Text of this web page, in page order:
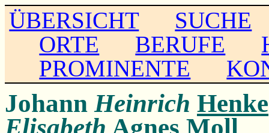
ÜBERSICHT
SUCHE
ORTE
BERUFE
PROMINENTE
Johann Heinrich Henke
Elisabeth Agnes Moll